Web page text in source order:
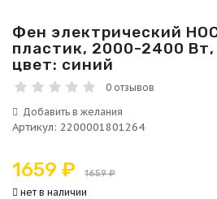
Фен электрический
пластик, 2000-2400 Вт,
цвет: синий
0 отзывов
Артикул: 2200001801264
1659 ₽ 1659 ₽
нет в наличии